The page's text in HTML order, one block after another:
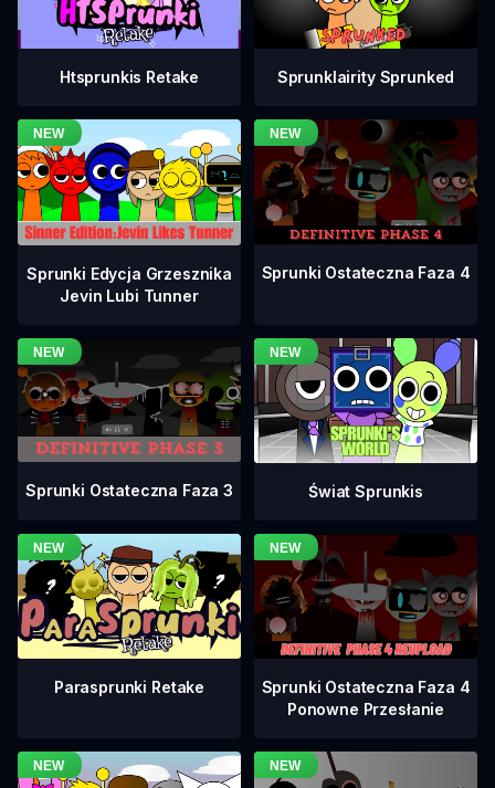
Htsprunkis Retake Sprunklairity Sprunked
Sprunki Edycja Grzesznika
Jevin Lubi Tunner
Sprunki Ostateczna Faza 4
Sprunki Ostateczna Faza 3 Świat Sprunkis
Parasprunki Retake
Sprunki Ostateczna Faza 4
Ponowne Przesłanie